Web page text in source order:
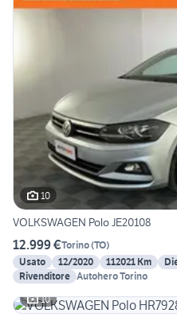
10
VOLKSWAGEN Polo JE20108
12.999 €Torino(TO)
Usato
12/2020 112021 Km
Rivenditore Autohero Torino
10